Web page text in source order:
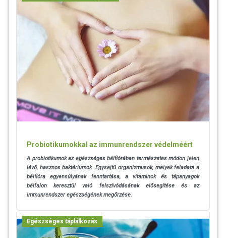
Probiotikumokkal az immunrendszer védelméért
A probiotikumok az egészséges bélflórában természetes módon jelen
lévő, hasznos baktériumok. Egysejtű organizmusok, melyek feladata a
bélflóra egyensúlyának fenntartása, a vitaminok és tápanyagok
bélfalon keresztül való felszívódásának elősegítése és az
immunrendszer egészségének megőrzése.
Egészséges táplálkozás